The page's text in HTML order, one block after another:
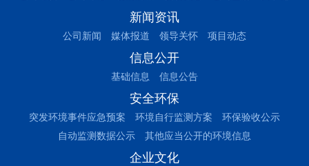
新闻资讯
公司新闻 媒体报道 领导关怀 项目动态
信息公开
基础信息 信息公告
安全环保
突发环境事件应急预案 环境自行监测方案
环保验收公示
自动监测数据公示
其他应当公开的环境信息
企业文化